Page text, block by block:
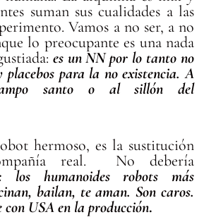
suman sus cualidades a las
Vamos a no ser, a no
lo preocupante es una nada
es un NN por lo tanto no
placebos para la no existencia. A
santo o al sillón del
hermoso, es la sustitución
real. No debería
los humanoides robots más
bailan, te aman. Son caros.
con USA en la producción.